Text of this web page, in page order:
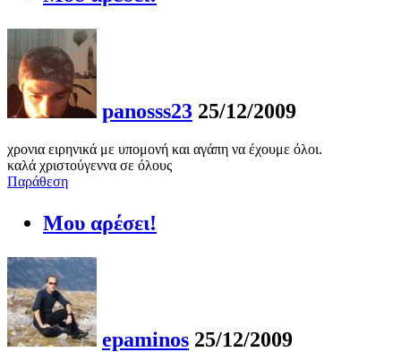
panosss23 25/12/2009
χρονια ειρηνικά με υπομονή και αγάπη να έχουμε όλοι.
καλά χριστούγεννα σε όλους
Παράθεση
Μου αρέσει!
epaminos 25/12/2009